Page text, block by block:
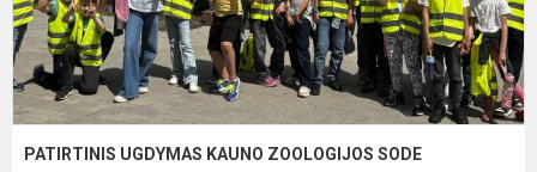
PATIRTINIS UGDYMAS KAUNO ZOOLOGIJOS SODE